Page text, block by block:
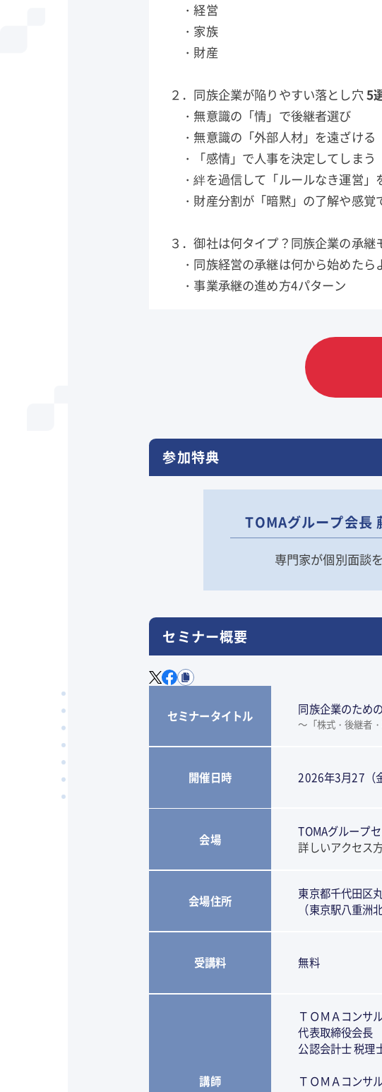
・経営
・家族
・財産
２．同族企業が陥りやすい落とし穴 5
・無意識の「情」で後継者選び
・無意識の「外部人材」を遠ざける
・「感情」で人事を決定してしまう
・絆を過信して「ルールなき運営」
・財産分割が「暗黙」の了解や感覚
３．御社は何タイプ？同族企業の承継
・同族経営の承継は何から始めたら
・事業承継の進め方4パターン
参加特典
TOMAグループ会長
専門家が個別面談
セミナー概要
セミナータイトル 同族企業のため
～「株式・後継者
開催日時 2026年3月27（
会場
TOMAグループ
詳しいアクセス
会場住所
東京都千代田区
（東京駅八重洲
受講料 無料
講師
ＴＯＭＡコンサ
代表取締役会長
公認会計士 税
ＴＯＭＡコンサ